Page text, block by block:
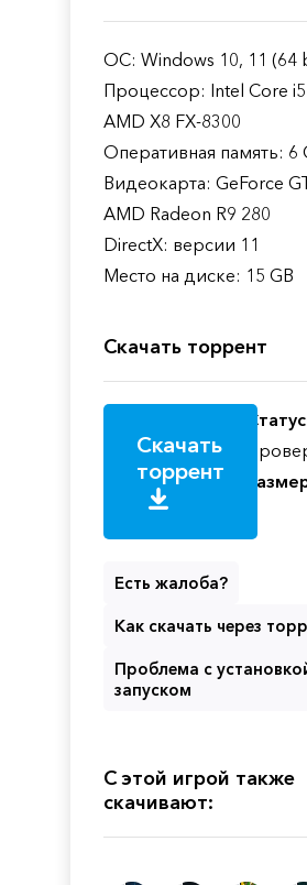
ОС: Windows 10, 11 (64
Процессор: Intel Core
AMD X8 FX-8300
Оперативная память: 6
Видеокарта: GeForce
AMD Radeon R9 280
DirectX: версии 11
Место на диске: 15 GB
Скачать торрент
Скачать
торрент
Есть жалоба?
Как скачать через
Проблема с
запуском
С этой игрой также
скачивают: